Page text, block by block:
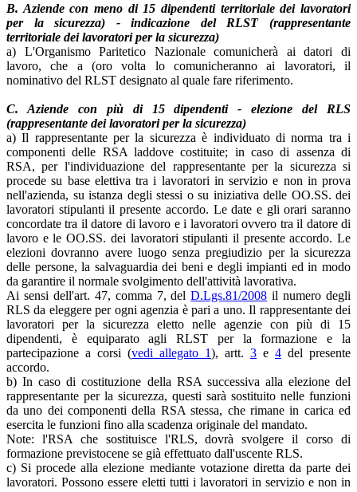
B. Aziende con meno di 15 dipendenti territoriale dei lavoratori
per la sicurezza) - indicazione del RLST (rappresentante
territoriale dei lavoratori per la sicurezza)
a) L'Organismo Paritetico Nazionale comunicherà ai datori di
lavoro, che a (oro volta lo comunicheranno ai lavoratori, il
nominativo del RLST designato al quale fare riferimento.
C. Aziende con più di 15 dipendenti - elezione del RLS
(rappresentante dei lavoratori per la sicurezza)
a) Il rappresentante per la sicurezza è individuato di norma tra i
componenti delle RSA laddove costituite; in caso di assenza di
RSA, per l'individuazione del rappresentante per la sicurezza si
procede su base elettiva tra i lavoratori in servizio e non in prova
nell'azienda, su istanza degli stessi o su iniziativa delle OO.SS. dei
lavoratori stipulanti il presente accordo. Le date e gli orari saranno
concordate tra il datore di lavoro e i lavoratori ovvero tra il datore di
lavoro e le OO.SS. dei lavoratori stipulanti il presente accordo. Le
elezioni dovranno avere luogo senza pregiudizio per la sicurezza
delle persone, la salvaguardia dei beni e degli impianti ed in modo
da garantire il normale svolgimento dell'attività lavorativa.
Ai sensi dell'art. 47, comma 7, delD.Lgs.81/2008 il numero degli
RLS da eleggere per ogni agenzia è pari a uno. Il rappresentante dei
lavoratori per la sicurezza eletto nelle agenzie con più di 15
dipendenti, è equiparato agli RLST per la formazione e la
partecipazione a corsi (vedi allegato 1), artt. 3 e 4 del presente
accordo.
b) In caso di costituzione della RSA successiva alla elezione del
rappresentante per la sicurezza, questi sarà sostituito nelle funzioni
da uno dei componenti della RSA stessa, che rimane in carica ed
esercita le funzioni fino alla scadenza originale del mandato.
Note: l'RSA che sostituisce l'RLS, dovrà svolgere il corso di
formazione previstocene se già effettuato dall'uscente RLS.
c) Si procede alla elezione mediante votazione diretta da parte dei
lavoratori. Possono essere eletti tutti i lavoratori in servizio e non in